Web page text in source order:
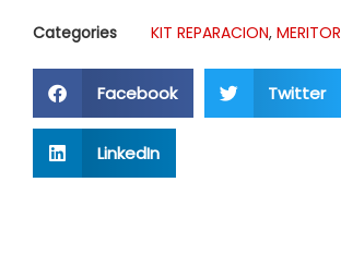
Categories KIT REPARACION, MERITOR
Facebook Twitter
LinkedIn